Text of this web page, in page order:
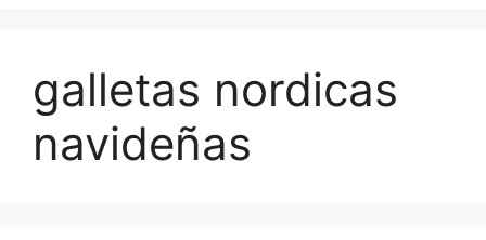
galletas nordicas
navideñas